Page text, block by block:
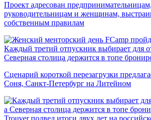
Проект адресован предпринимательницам,
руководительницам и женщинам,
собственным правилам
Каждый третий отпускник выбирает для
Северная столица держится в топе
Сценарий короткой перезагрузки
Соня, Санкт-Петербург на Литейном
Trouver подвел итоги двух лет на